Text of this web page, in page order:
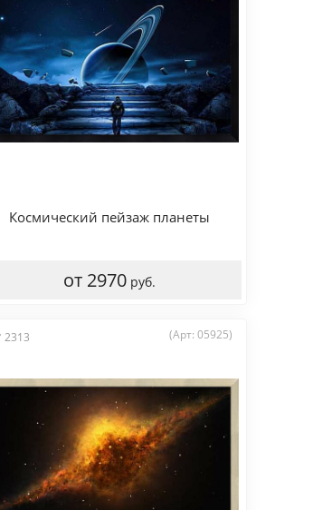
Космический пейзаж планеты
от 2970 руб.
2313 (Арт: 05925)